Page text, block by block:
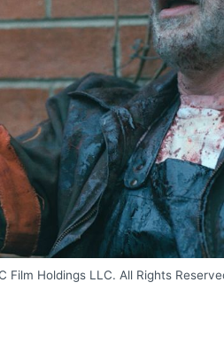
Film Holdings LLC. All Rights